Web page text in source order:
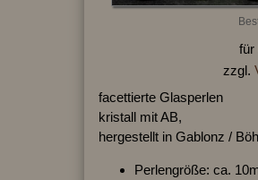
für
zzgl.
facettierte Glasperlen
kristall mit AB,
hergestellt in Gablonz /
Perlengröße: ca.